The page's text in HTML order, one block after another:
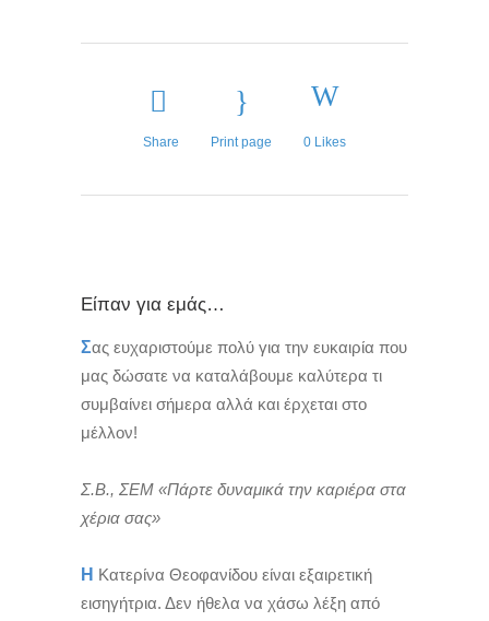
Share Print page 0 Likes
Είπαν για εμάς…
Σας ευχαριστούμε πολύ για την ευκαιρία που
μας δώσατε να καταλάβουμε καλύτερα τι
συμβαίνει σήμερα αλλά και έρχεται στο
μέλλον!
Σ.Β., ΣΕΜ «Πάρτε δυναμικά την καριέρα στα
χέρια σας»
Η Κατερίνα Θεοφανίδου είναι εξαιρετική
εισηγήτρια. Δεν ήθελα να χάσω λέξη από